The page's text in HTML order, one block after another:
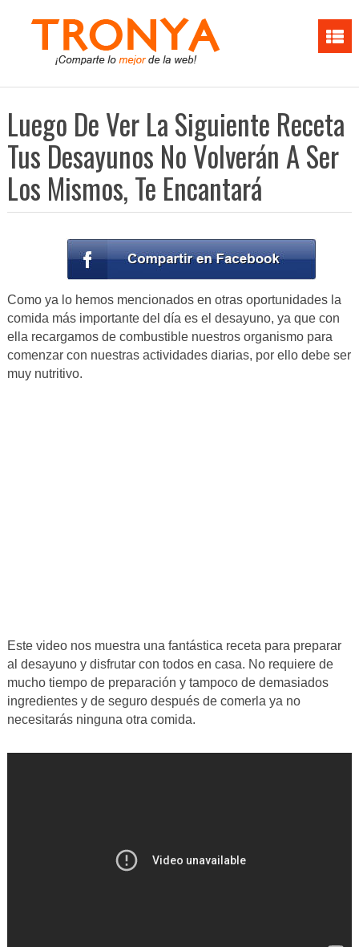
Luego De Ver La Siguiente Receta
Tus Desayunos No Volverán A Ser
Los Mismos, Te Encantará
Como ya lo hemos mencionados en otras oportunidades la
comida más importante del día es el desayuno, ya que con
ella recargamos de combustible nuestros organismo para
comenzar con nuestras actividades diarias, por ello debe ser
muy nutritivo.
Este video nos muestra una fantástica receta para preparar
al desayuno y disfrutar con todos en casa. No requiere de
mucho tiempo de preparación y tampoco de demasiados
ingredientes y de seguro después de comerla ya no
necesitarás ninguna otra comida.